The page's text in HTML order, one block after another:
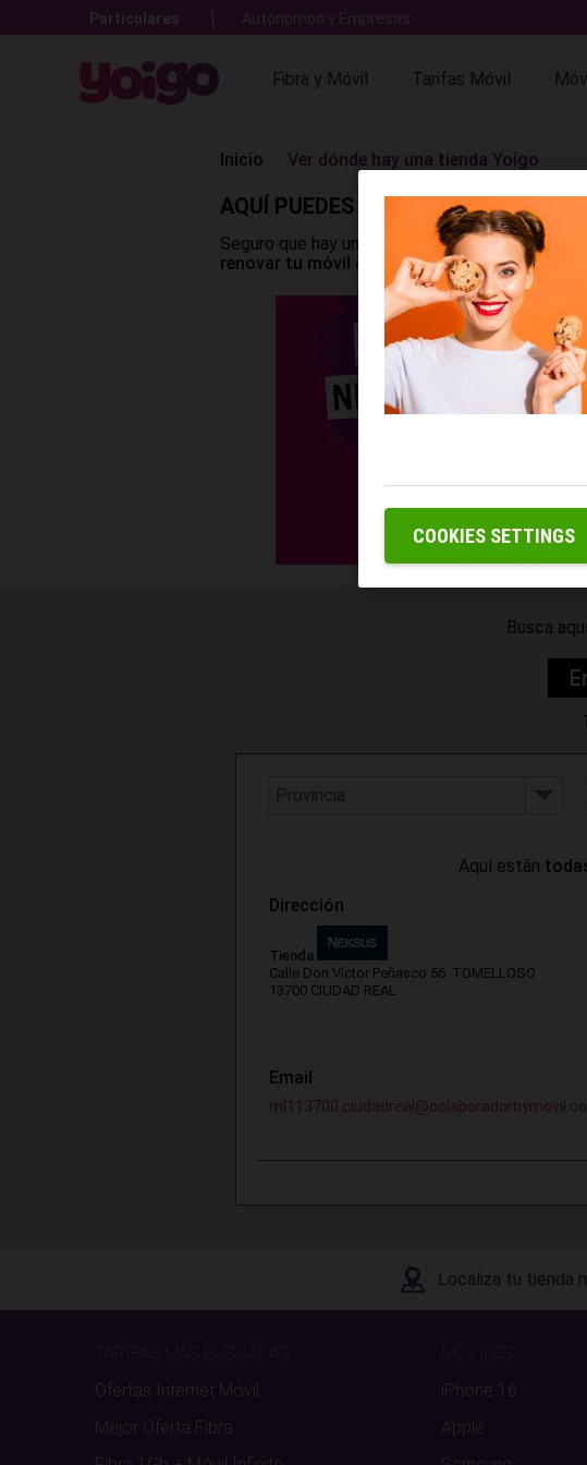
Particulares Autónomos y Empresas
Fibra y Móvil Tarifas Móvil
Inicio Ver dónde hay una tienda Yoigo
AQUÍ PUEDES VER DÓNDE HAY UNA
Seguro que hay una tienda Yoigo muy cerquita
renovar tu móvil o reparar el que tienes.Ah!, y
Busca
Aquí están
Dirección
Tienda
Calle Don Víctor Peñasco 56. TOMELLOSO
13700 CIUDAD REAL
Email
Localiza tu tienda
Ofertas Internet Móvil
Mejor Oferta Fibra
iPhone 16
Apple
COOKIES SETTINGS